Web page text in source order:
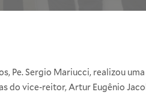
Pe. Sergio Mariucci, realizou
do vice-reitor, Artur Eugênio